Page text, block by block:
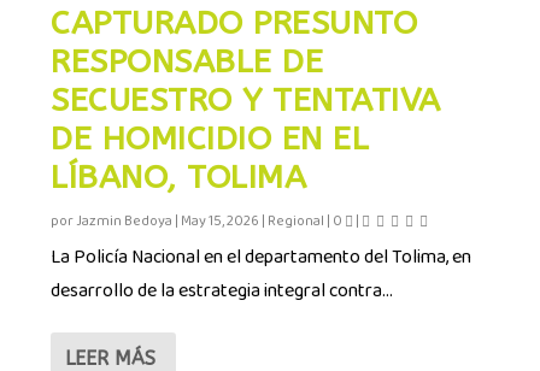
CAPTURADO PRESUNTO
RESPONSABLE DE
SECUESTRO Y TENTATIVA
DE HOMICIDIO EN EL
LÍBANO, TOLIMA
porJazmin Bedoya | May 15, 2026 | Regional | 0 |
La Policía Nacional en el departamento del Tolima, en
desarrollo de la estrategia integral contra...
LEER MÁS